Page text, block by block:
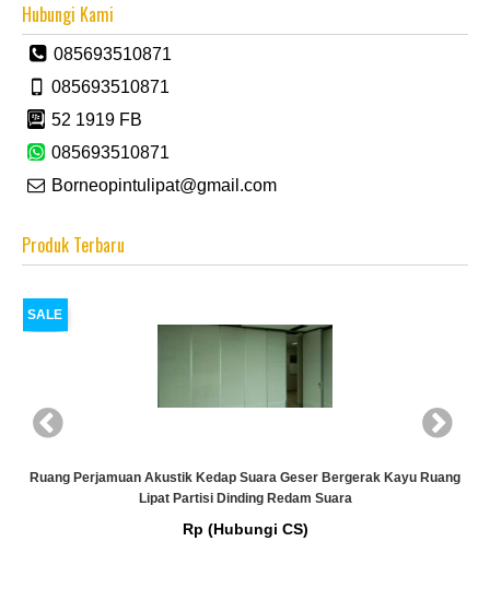
Hubungi Kami
085693510871
085693510871
52 1919 FB
085693510871
Borneopintulipat@gmail.com
Produk Terbaru
SALE
Ruang Perjamuan Akustik Kedap Suara Geser Bergerak Kayu Ruang
Lipat Partisi Dinding Redam Suara
Rp (Hubungi CS)